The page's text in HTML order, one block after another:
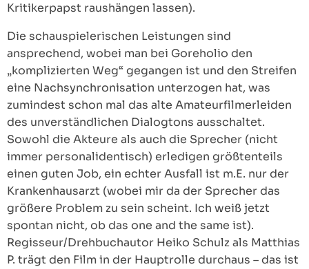
Kritikerpapst raushängen lassen).
Die schauspielerischen Leistungen sind
ansprechend, wobei man bei Goreholio den
„komplizierten Weg“ gegangen ist und den Streifen
eine Nachsynchronisation unterzogen hat, was
zumindest schon mal das alte Amateurfilmerleiden
des unverständlichen Dialogtons ausschaltet.
Sowohl die Akteure als auch die Sprecher (nicht
immer personalidentisch) erledigen größtenteils
einen guten Job, ein echter Ausfall ist m.E. nur der
Krankenhausarzt (wobei mir da der Sprecher das
größere Problem zu sein scheint. Ich weiß jetzt
spontan nicht, ob das one and the same ist).
Regisseur/Drehbuchautor Heiko Schulz als Matthias
P. trägt den Film in der Hauptrolle durchaus – das ist